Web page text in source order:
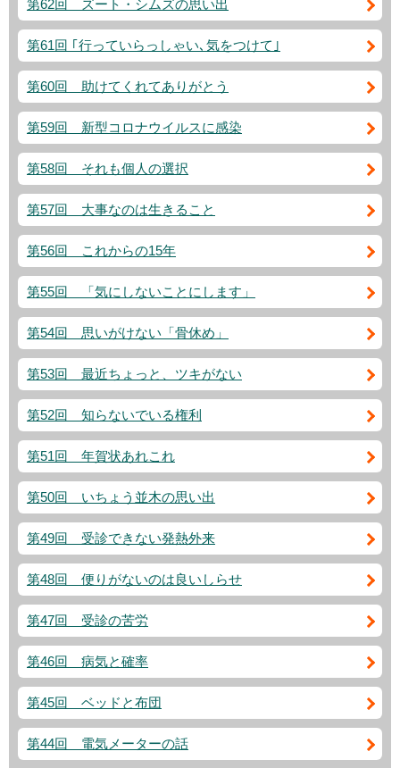
第62回 ズート・シムズの思い出
第61回 ｢行っていらっしゃい､気をつけて｣
第60回 助けてくれてありがとう
第59回 新型コロナウイルスに感染
第58回 それも個人の選択
第57回 大事なのは生きること
第56回 これからの15年
第55回 「気にしないことにします」
第54回 思いがけない「骨休め」
第53回 最近ちょっと、ツキがない
第52回 知らないでいる権利
第51回 年賀状あれこれ
第50回 いちょう並木の思い出
第49回 受診できない発熱外来
第48回 便りがないのは良いしらせ
第47回 受診の苦労
第46回 病気と確率
第45回 ベッドと布団
第44回 電気メーターの話